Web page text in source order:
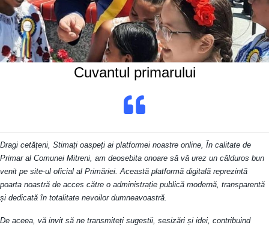
Cuvantul primarului
Dragi cetăţeni, Stimați oaspeți ai platformei noastre online, În calitate de
Primar al Comunei Mitreni, am deosebita onoare să vă urez un călduros bun
venit pe site-ul oficial al Primăriei. Această platformă digitală reprezintă
poarta noastră de acces către o administrație publică modernă, transparentă
și dedicată în totalitate nevoilor dumneavoastră.
De aceea, vă invit să ne transmiteți sugestii, sesizări și idei, contribuind